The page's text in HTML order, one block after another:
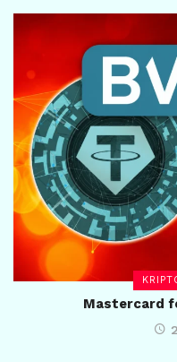
Mastercard